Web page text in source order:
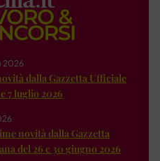
2026
dalla Gazzetta Ufficiale
7 luglio 2026
novità dalla Gazzetta
del 26 e 30 giugno 2026